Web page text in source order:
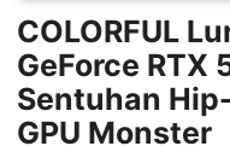
COLORFUL
GeForce RTX
Sentuhan
GPU Monster